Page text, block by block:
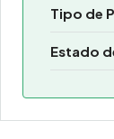
Tipo de
Estado